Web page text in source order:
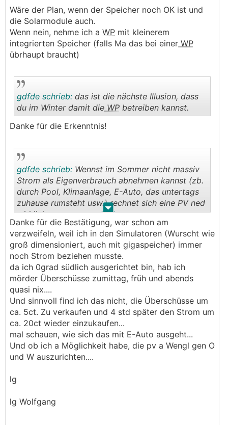
Wäre der Plan, wenn der Speicher noch OK ist und
die Solarmodule auch.
Wenn nein, nehme ich a WP mit kleinerem
integrierten Speicher (falls Ma das bei einer WP
übrhaupt braucht)
gdfde schrieb: das ist die nächste Illusion, dass
du im Winter damit die WP betreiben kannst.
Danke für die Erkenntnis!
. .
gdfde schrieb: Wennst im Sommer nicht massiv
Strom als Eigenverbrauch abnehmen kannst (zb.
durch Pool, Klimaanlage, E-Auto, das untertags
zuhause rumsteht usw.) rechnet sich eine PV ned
wirklich.
Danke für die Bestätigung, war schon am
verzweifeln, weil ich in den Simulatoren (Wurscht wie
groß dimensioniert, auch mit gigaspeicher) immer
noch Strom beziehen musste.
da ich 0grad südlich ausgerichtet bin, hab ich
mörder Überschüsse zumittag, früh und abends
quasi nix....
Und sinnvoll find ich das nicht, die Überschüsse um
ca. 5ct. Zu verkaufen und 4 std später den Strom um
ca. 20ct wieder einzukaufen...
mal schauen, wie sich das mit E-Auto ausgeht...
Und ob ich a Möglichkeit habe, die pv a Wengl gen O
und W auszurichten....
lg
lg Wolfgang